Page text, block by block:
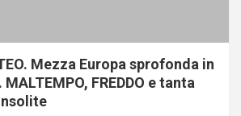
Mezza Europa sprofonda in
FREDDO e tanta